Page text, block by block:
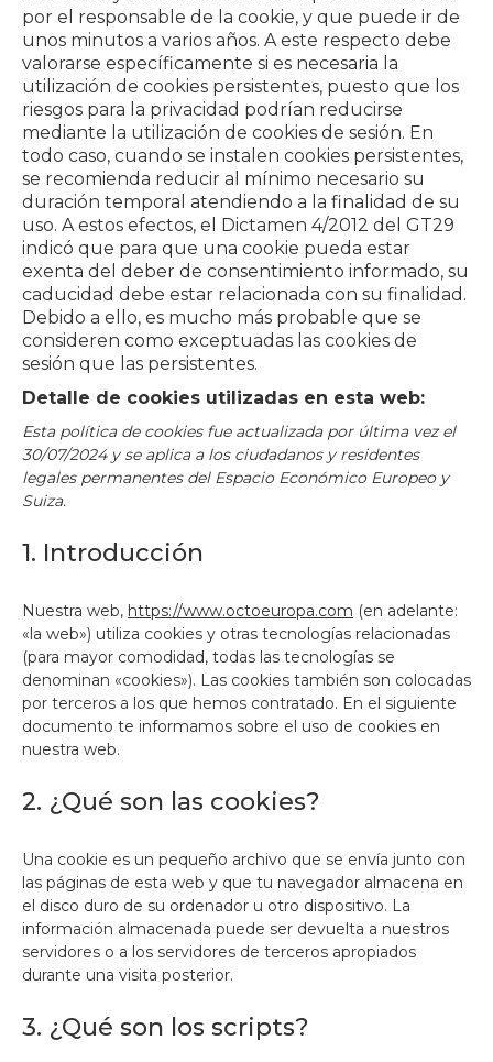
por el responsable de la cookie, y que puede ir de
unos minutos a varios años. A este respecto debe
valorarse específicamente si es necesaria la
utilización de cookies persistentes, puesto que los
riesgos para la privacidad podrían reducirse
mediante la utilización de cookies de sesión. En
todo caso, cuando se instalen cookies persistentes,
se recomienda reducir al mínimo necesario su
duración temporal atendiendo a la finalidad de su
uso. A estos efectos, el Dictamen 4/2012 del GT29
indicó que para que una cookie pueda estar
exenta del deber de consentimiento informado, su
caducidad debe estar relacionada con su finalidad.
Debido a ello, es mucho más probable que se
consideren como exceptuadas las cookies de
sesión que las persistentes.
Detalle de cookies utilizadas en esta web:
Esta política de cookies fue actualizada por última vez el
30/07/2024 y se aplica a los ciudadanos y residentes
legales permanentes del Espacio Económico Europeo y
Suiza.
1. Introducción
Nuestra web, https://www.octoeuropa.com (en adelante:
«la web») utiliza cookies y otras tecnologías relacionadas
(para mayor comodidad, todas las tecnologías se
denominan «cookies»). Las cookies también son colocadas
por terceros a los que hemos contratado. En el siguiente
documento te informamos sobre el uso de cookies en
nuestra web.
2. ¿Qué son las cookies?
Una cookie es un pequeño archivo que se envía junto con
las páginas de esta web y que tu navegador almacena en
el disco duro de su ordenador u otro dispositivo. La
información almacenada puede ser devuelta a nuestros
servidores o a los servidores de terceros apropiados
durante una visita posterior.
3. ¿Qué son los scripts?